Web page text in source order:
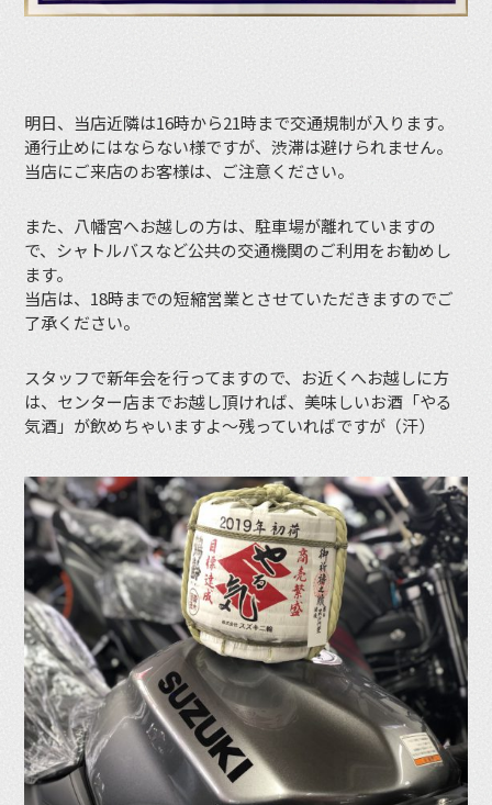
明日、当店近隣は16時から21時まで交通規制が入ります。
通行止めにはならない様ですが、渋滞は避けられません。
当店にご来店のお客様は、ご注意ください。
また、八幡宮へお越しの方は、駐車場が離れていますの
で、シャトルバスなど公共の交通機関のご利用をお勧めし
ます。
当店は、18時までの短縮営業とさせていただきますのでご
了承ください。
スタッフで新年会を行ってますので、お近くへお越しに方
は、センター店までお越し頂ければ、美味しいお酒「やる
気酒」が飲めちゃいますよ〜残っていればですが（汗）